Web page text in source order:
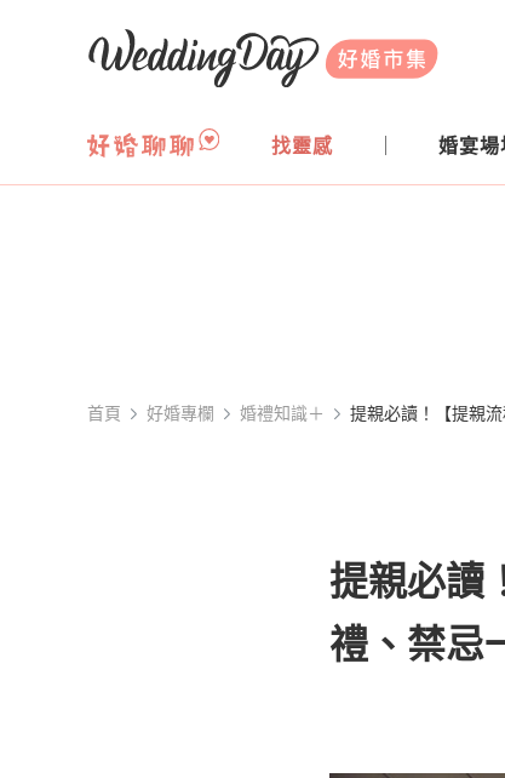
WeddingDay 好婚市集
找靈感 婚宴場
首頁 好婚專欄 婚禮知識＋ 提親必讀！【提親
提親必讀
禮、禁忌